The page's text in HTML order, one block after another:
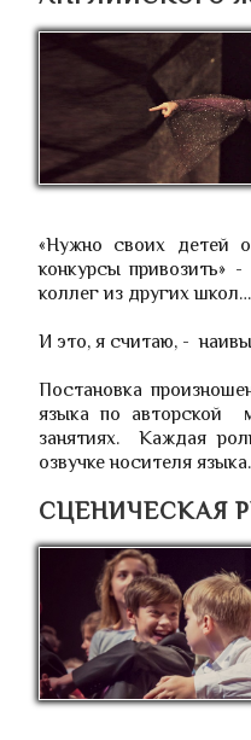
«Нужно своих детей
конкурсы привозить»
коллег из других
И это, я считаю, -
Постановка
языка по авторской
занятиях. Каждая
озвучке носителя языка.
СЦЕНИЧЕСКАЯ